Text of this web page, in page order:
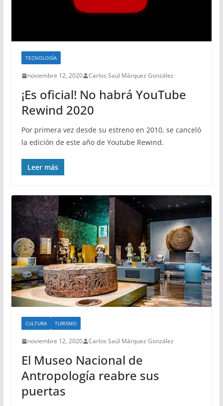
TECNOLOGÍA
noviembre 12, 2020 Carlos Saúl Márquez González
¡Es oficial! No habrá YouTube
Rewind 2020
Por primera vez desde su estreno en 2010, se canceló
la edición de este año de Youtube Rewind.
Leer más
CULTURA TURISMO
noviembre 12, 2020 Carlos Saúl Márquez González
El Museo Nacional de
Antropología reabre sus
puertas